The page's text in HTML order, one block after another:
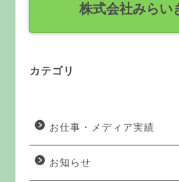
株式会社みらい
カテゴリ
お仕事・メディア実績
お知らせ